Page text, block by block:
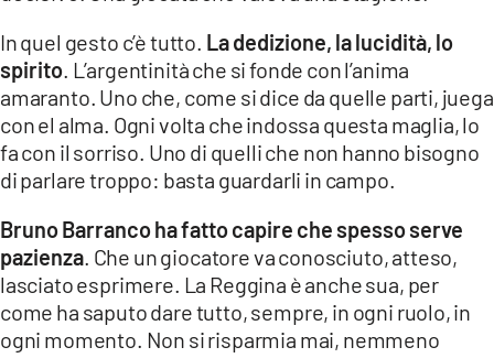
In quel gesto c’è tutto. La dedizione, la lucidità, lo
spirito. L’argentinità che si fonde con l’anima
amaranto. Uno che, come si dice da quelle parti, juega
con el alma. Ogni volta che indossa questa maglia, lo
fa con il sorriso. Uno di quelli che non hanno bisogno
di parlare troppo: basta guardarli in campo.
Bruno Barranco ha fatto capire che spesso serve
pazienza. Che un giocatore va conosciuto, atteso,
lasciato esprimere. La Reggina è anche sua, per
come ha saputo dare tutto, sempre, in ogni ruolo, in
ogni momento. Non si risparmia mai, nemmeno